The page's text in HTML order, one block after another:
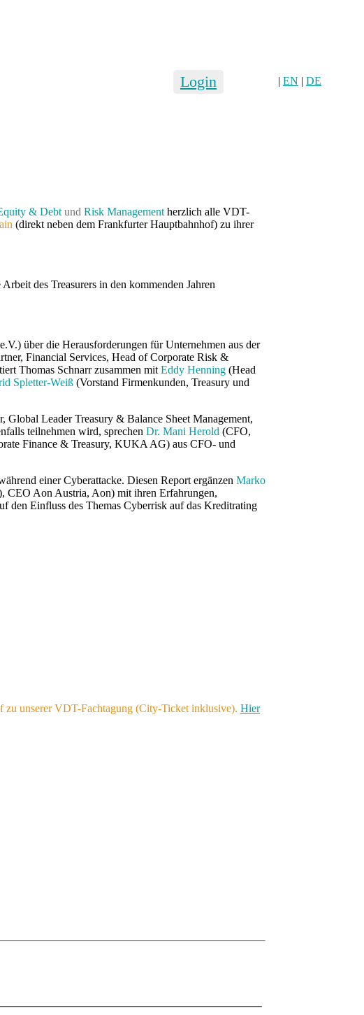
| EN | DE
Login
& Debt und Risk Management herzlich alle VDT-
(direkt neben dem Frankfurter Hauptbahnhof) zu ihrer
des Treasurers in den kommenden Jahren
über die Herausforderungen für Unternehmen aus der
Financial Services, Head of Corporate Risk &
Thomas Schnarr zusammen mit Eddy Henning (Head
Spletter-Weiß (Vorstand Firmenkunden, Treasury und
Global Leader Treasury & Balance Sheet Management,
teilnehmen wird, sprechen Dr. Mani Herold (CFO,
Finance & Treasury, KUKA AG) aus CFO- und
einer Cyberattacke. Diesen Report ergänzen Marko
Aon Austria, Aon) mit ihren Erfahrungen,
den Einfluss des Themas Cyberrisk auf das Kreditrating
zu unserer VDT-Fachtagung (City-Ticket inklusive). Hier